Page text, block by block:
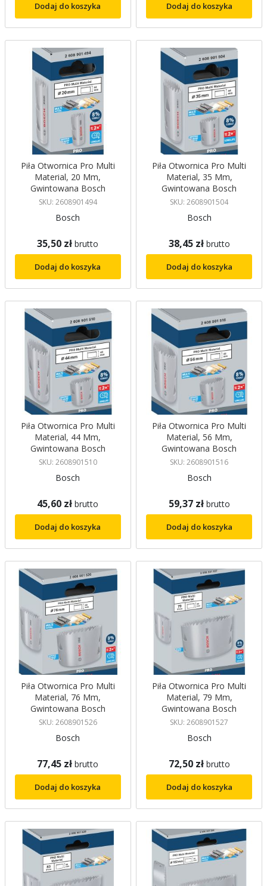
Dodaj do koszyka Dodaj do koszyka
Piła Otwornica Pro Multi
Material, 20 Mm,
Gwintowana Bosch
SKU: 2608901494
Bosch
35,50 zł brutto
Dodaj do koszyka
Piła Otwornica Pro Multi
Material, 35 Mm,
Gwintowana Bosch
SKU: 2608901504
Bosch
38,45 zł brutto
Dodaj do koszyka
Piła Otwornica Pro Multi
Material, 44 Mm,
Gwintowana Bosch
SKU: 2608901510
Bosch
45,60 zł brutto
Dodaj do koszyka
Piła Otwornica Pro Multi
Material, 56 Mm,
Gwintowana Bosch
SKU: 2608901516
Bosch
59,37 zł brutto
Dodaj do koszyka
Piła Otwornica Pro Multi
Material, 76 Mm,
Gwintowana Bosch
SKU: 2608901526
Bosch
77,45 zł brutto
Dodaj do koszyka
Piła Otwornica Pro Multi
Material, 79 Mm,
Gwintowana Bosch
SKU: 2608901527
Bosch
72,50 zł brutto
Dodaj do koszyka